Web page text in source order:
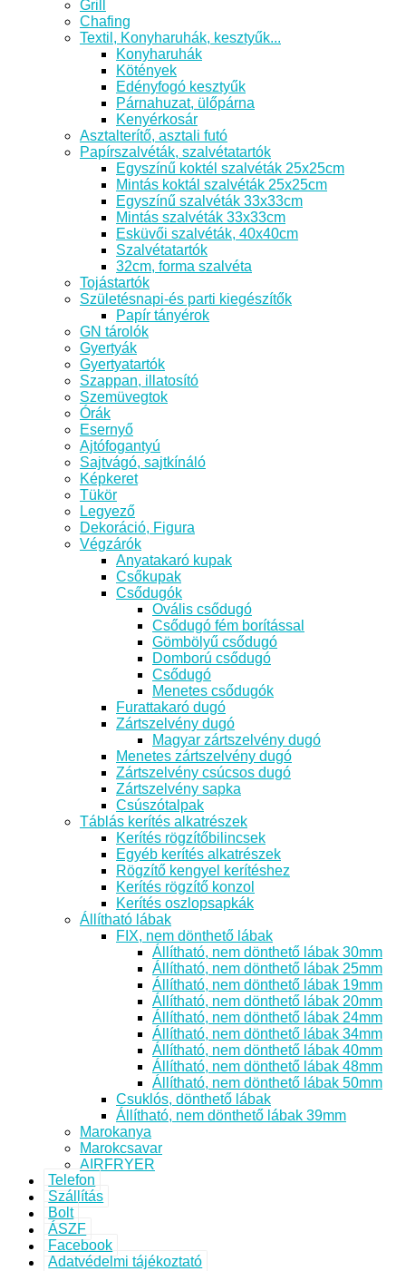
Grill
Chafing
Textil, Konyharuhák, kesztyűk...
Konyharuhák
Kötények
Edényfogó kesztyűk
Párnahuzat, ülőpárna
Kenyérkosár
Asztalterítő, asztali futó
Papírszalvéták, szalvétatartók
Egyszínű koktél szalvéták 25x25cm
Mintás koktál szalvéták 25x25cm
Egyszínű szalvéták 33x33cm
Mintás szalvéták 33x33cm
Esküvői szalvéták, 40x40cm
Szalvétatartók
32cm, forma szalvéta
Tojástartók
Születésnapi-és parti kiegészítők
Papír tányérok
GN tárolók
Gyertyák
Gyertyatartók
Szappan, illatosító
Szemüvegtok
Órák
Esernyő
Ajtófogantyú
Sajtvágó, sajtkínáló
Képkeret
Tükör
Legyező
Dekoráció, Figura
Végzárók
Anyatakaró kupak
Csőkupak
Csődugók
Ovális csődugó
Csődugó fém borítással
Gömbölyű csődugó
Domború csődugó
Csődugó
Menetes csődugók
Furattakaró dugó
Zártszelvény dugó
Magyar zártszelvény dugó
Menetes zártszelvény dugó
Zártszelvény csúcsos dugó
Zártszelvény sapka
Csúszótalpak
Táblás kerítés alkatrészek
Kerítés rögzítőbilincsek
Egyéb kerítés alkatrészek
Rögzítő kengyel kerítéshez
Kerítés rögzítő konzol
Kerítés oszlopsapkák
Állítható lábak
FIX, nem dönthető lábak
Állítható, nem dönthető lábak 30mm
Állítható, nem dönthető lábak 25mm
Állítható, nem dönthető lábak 19mm
Állítható, nem dönthető lábak 20mm
Állítható, nem dönthető lábak 24mm
Állítható, nem dönthető lábak 34mm
Állítható, nem dönthető lábak 40mm
Állítható, nem dönthető lábak 48mm
Állítható, nem dönthető lábak 50mm
Csuklós, dönthető lábak
Állítható, nem dönthető lábak 39mm
Marokanya
Marokcsavar
AIRFRYER
Telefon
Szállítás
Bolt
ÁSZF
Facebook
Adatvédelmi tájékoztató